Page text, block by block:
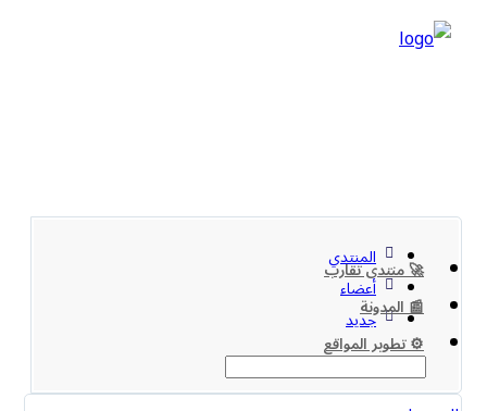
🚀 منتدى تقارب
📰 المدونة
⚙️ تطوير المواقع
المنتدي
أعضاء
جديد